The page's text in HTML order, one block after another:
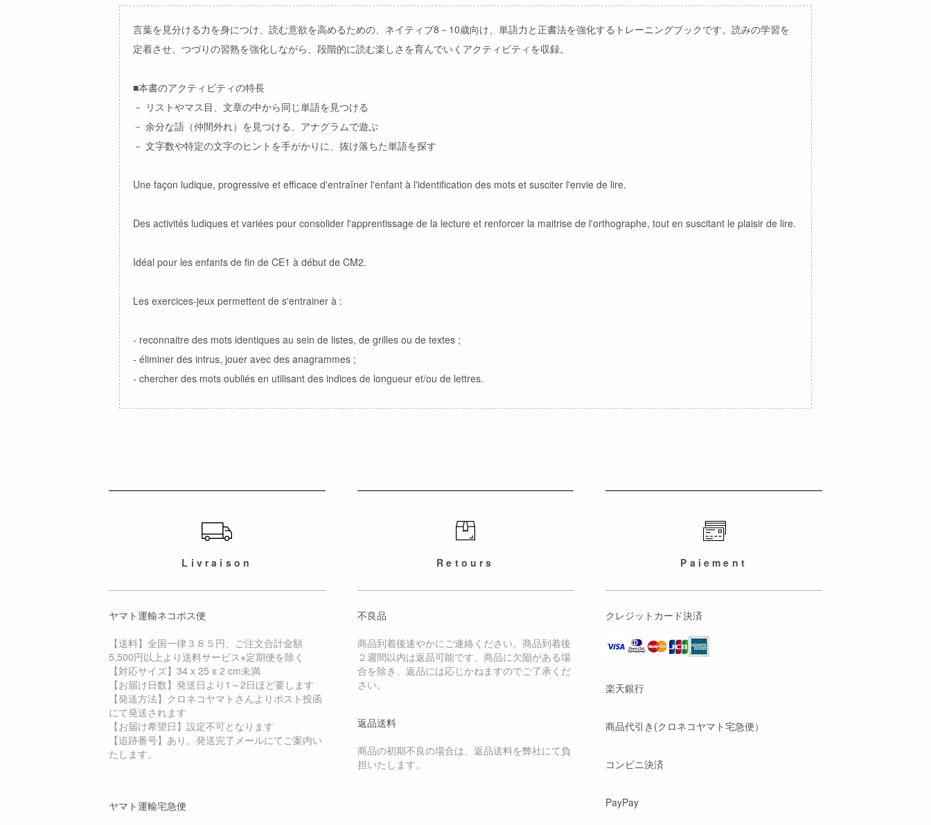
言葉を見分ける力を身につけ、読む意欲を高めるための、ネイティブ8－10歳向け、単語力と正書法を強化するトレーニングブックです。読みの学習を
定着させ、つづりの習熟を強化しながら、段階的に読む楽しさを育んでいくアクティビティを収録。
■本書のアクティビティの特長
－ リストやマス目、文章の中から同じ単語を見つける
－ 余分な語（仲間外れ）を見つける、アナグラムで遊ぶ
－ 文字数や特定の文字のヒントを手がかりに、抜け落ちた単語を探す
Une façon ludique, progressive et efficace d'entraîner l'enfant à l'identification des mots et susciter l'envie de lire.
Des activités ludiques et variées pour consolider l'apprentissage de la lecture et renforcer la maitrise de l'orthographe, tout en suscitant le plaisir de lire.
Idéal pour les enfants de fin de CE1 à début de CM2.
Les exercices-jeux permettent de s'entrainer à :
- reconnaitre des mots identiques au sein de listes, de grilles ou de textes ;
- éliminer des intrus, jouer avec des anagrammes ;
- chercher des mots oubliés en utilisant des indices de longueur et/ou de lettres.
Livraison
ヤマト運輸ネコポス便
【送料】全国一律３８５円、ご注文合計金額
5,500円以上より送料サービス※定期便を除く
【対応サイズ】34 x 25 x 2 cm未満
【お届け日数】発送日より1～2日ほど要します
【発送方法】クロネコヤマトさんよりポスト投函
にて発送されます
【お届け希望日】設定不可となります
【追跡番号】あり。発送完了メールにてご案内い
たします。
ヤマト運輸宅急便
Retours
不良品
商品到着後速やかにご連絡ください。商品到着後
２週間以内は返品可能です。商品に欠陥がある場
合を除き、返品には応じかねますのでご了承くだ
さい。
返品送料
商品の初期不良の場合は、返品送料を弊社にて負
担いたします。
Paiement
クレジットカード決済
楽天銀行
商品代引き(クロネコヤマト宅急便）
コンビニ決済
PayPay